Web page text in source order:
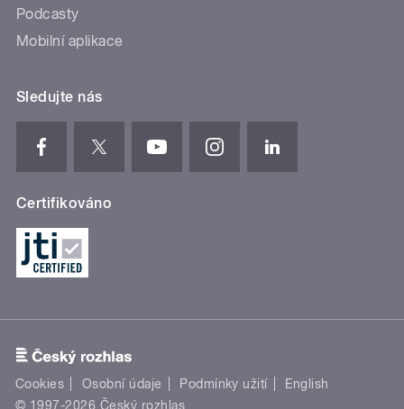
Podcasty
Mobilní aplikace
Sledujte nás
Certifikováno
Cookies Osobní údaje Podmínky užití
English
© 1997-2026 Český rozhlas